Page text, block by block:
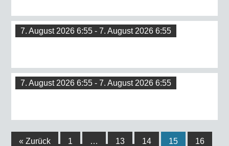
7. August 2026 6:55 - 7. August 2026 6:55
7. August 2026 6:55 - 7. August 2026 6:55
« Zurück 1 … 13 14 15
16